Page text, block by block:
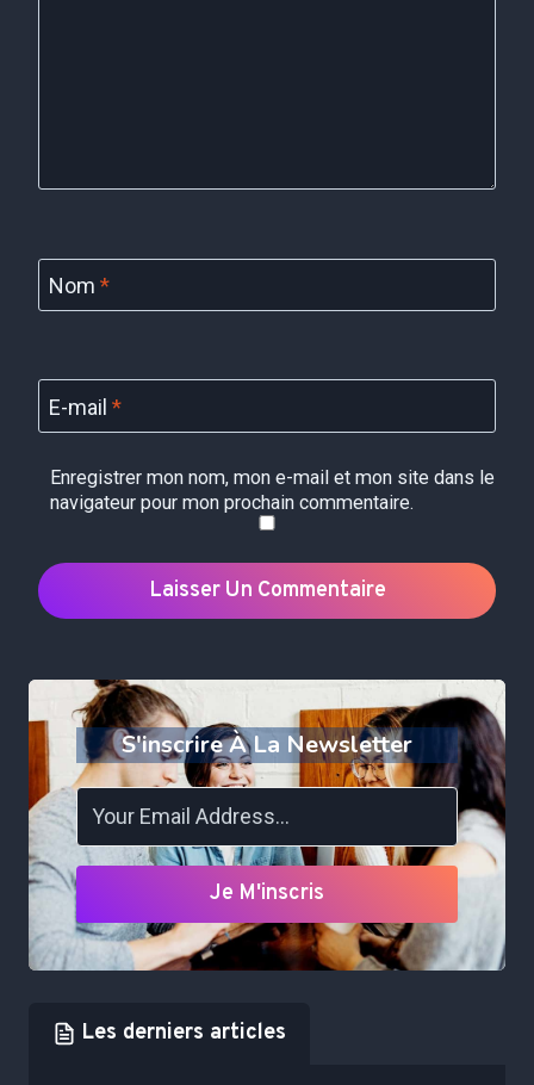
Nom *
E-mail *
Enregistrer mon nom, mon e-mail et mon site dans le
navigateur pour mon prochain commentaire.
S'inscrire À La Newsletter
Je M'inscris
Les derniers articles